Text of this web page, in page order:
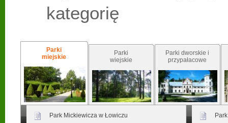
kategorię
Parki
miejskie
Parki
wiejskie
Parki dworskie i
przypałacowe
Park Mickiewicza w Łowiczu